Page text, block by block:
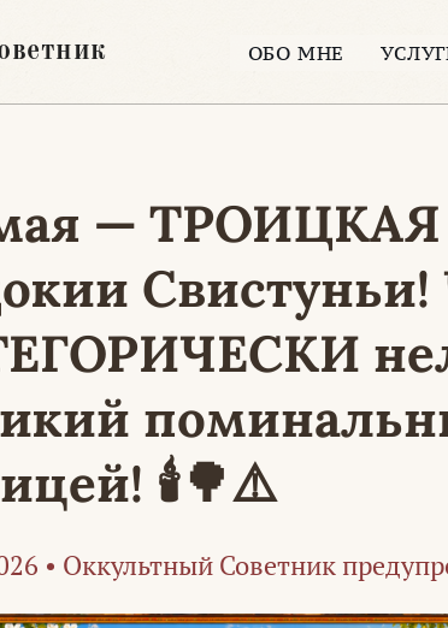
ОБО МНЕ
— ТРОИЦКАЯ
Свистуньи!
🕯️🌳⚠️
• Оккультный Советник